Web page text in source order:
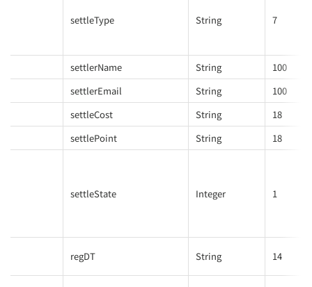
settleType String 7
settlerName String
100
settlerEmail
String
100
settleCost
String
18
settlePoint
String 18
settleState Integer 1
regDT String 14